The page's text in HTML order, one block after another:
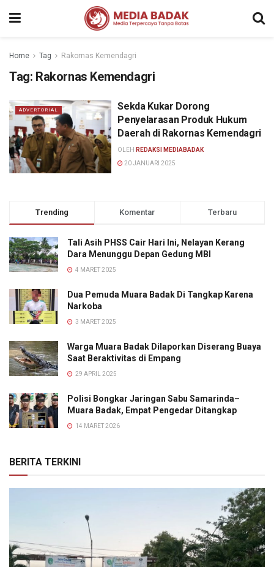
Home Tag Rakornas Kemendagri
Tag: Rakornas Kemendagri
ADVERTORIAL
Sekda Kukar Dorong
Penyelarasan Produk Hukum
Daerah di Rakornas Kemendagri
OLEH REDAKSI MEDIABADAK
20 JANUARI 2025
Trending Komentar Terbaru
Tali Asih PHSS Cair Hari Ini, Nelayan Kerang
Dara Menunggu Depan Gedung MBI
4 MARET 2025
Dua Pemuda Muara Badak Di Tangkap Karena
Narkoba
3 MARET 2025
Warga Muara Badak Dilaporkan Diserang Buaya
Saat Beraktivitas di Empang
29 APRIL 2025
Polisi Bongkar Jaringan Sabu Samarinda–
Muara Badak, Empat Pengedar Ditangkap
14 MARET 2026
BERITA TERKINI